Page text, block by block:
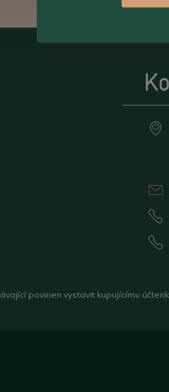
povinen vystavit kupujícímu